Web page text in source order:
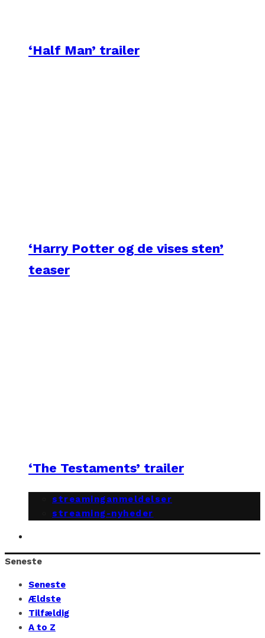
‘Half Man’ trailer
‘Harry Potter og de vises sten’
teaser
‘The Testaments’ trailer
streaminganmeldelser
streaming-nyheder
Seneste
Seneste
Ældste
Tilfældig
A to Z